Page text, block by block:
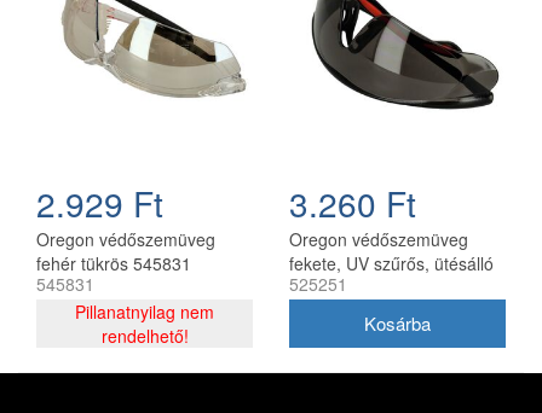
2.929 Ft
Oregon védőszemüveg
fehér tükrös 545831
545831
Pillanatnyilag nem
rendelhető!
3.260 Ft
Oregon védőszemüveg
fekete, UV szűrős, ütésálló
(525251)
525251